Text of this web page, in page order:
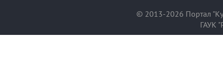
© 2013-2026 Портал
ГАУК